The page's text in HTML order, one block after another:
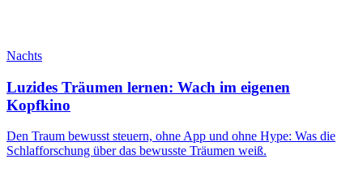
Nachts
Luzides Träumen lernen: Wach im eigenen
Kopfkino
Den Traum bewusst steuern, ohne App und ohne Hype: Was die
Schlafforschung über das bewusste Träumen weiß.